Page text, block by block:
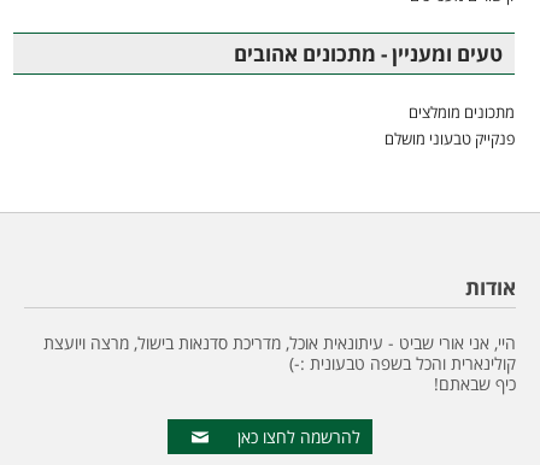
טעים ומעניין - מתכונים אהובים
מתכונים מומלצים
פנקייק טבעוני מושלם
אודות
היי, אני אורי שביט - עיתונאית אוכל, מדריכת סדנאות בישול, מרצה ויועצת
קולינארית והכל בשפה טבעונית :-)
כיף שבאתם!
להרשמה לחצו כאן